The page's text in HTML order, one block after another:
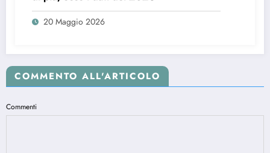
20 Maggio 2026
COMMENTO ALL'ARTICOLO
Commenti